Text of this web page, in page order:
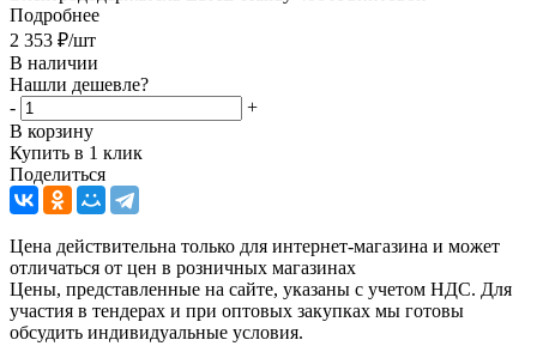
Подробнее
2 353 ₽/шт
В наличии
Нашли дешевле?
-
+
В корзину
Купить в 1 клик
Поделиться
Цена действительна только для интернет-магазина и может
отличаться от цен в розничных магазинах
Цены, представленные на сайте, указаны с учетом НДС. Для
участия в тендерах и при оптовых закупках мы готовы
обсудить индивидуальные условия.